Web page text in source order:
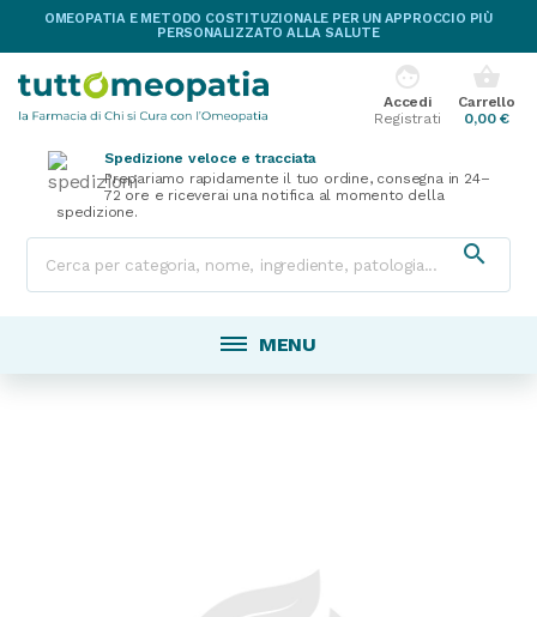
OMEOPATIA E METODO COSTITUZIONALE PER UN APPROCCIO PIÙ
PERSONALIZZATO ALLA SALUTE
shopping_basket
Carrello
0,00 €
face
Accedi
Registrati
Spedizione veloce e tracciata
Prepariamo rapidamente il tuo ordine, consegna in 24–
72 ore e riceverai una notifica al momento della
spedizione.

MENU